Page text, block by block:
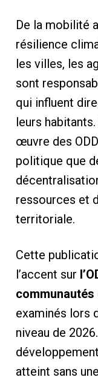
De la mobilité
résilience
les villes, les
sont
qui influent
leurs
œuvre des
politique que
ressources et
territoriale.
Cette
l’accent sur
communautés
examinés lors
niveau de
atteint sans